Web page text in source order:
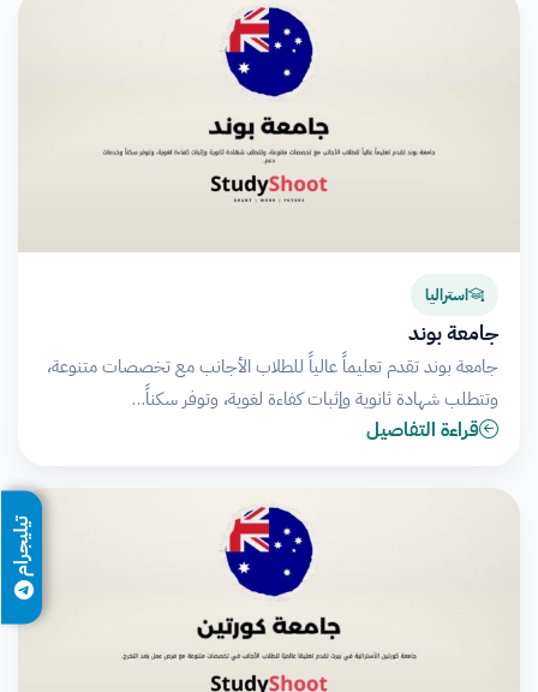
استراليا
جامعة بوند
جامعة بوند تقدم تعليماً عالياً للطلاب الأجانب مع تخصصات متنوعة،
وتتطلب شهادة ثانوية وإثبات كفاءة لغوية، وتوفر سكناً…
قراءة التفاصيل
تيليجرام